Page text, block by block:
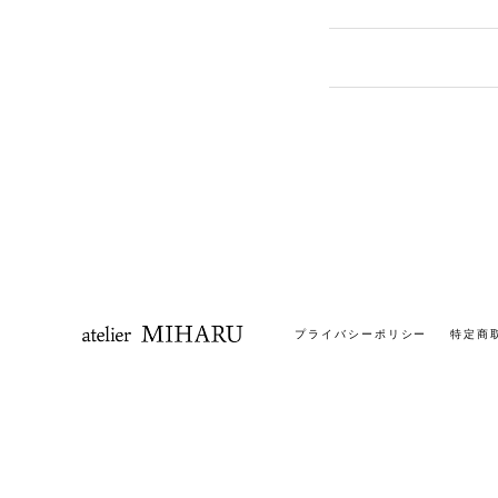
プライバシーポリシー 特定商